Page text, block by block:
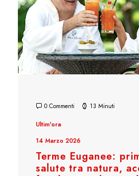
0 Commenti 13 Minuti
Ultim'ora
14 Marzo 2026
Terme Euganee:
salute tra natura,